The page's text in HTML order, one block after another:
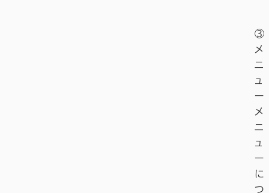
③
メ
ニ
ュ
ー
メ
ニ
ュ
ー
に
つ